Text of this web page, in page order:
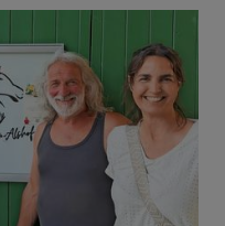
gewürdigt